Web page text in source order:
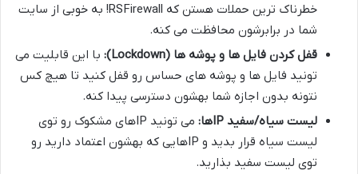
خطرناک ترین حملات هستن که RSFirewall! به خوبی از سایت
شما در برابرشون محافظت می کنه.
قفل کردن فایل ها و پوشه ها (Lockdown):
با این قابلیت می
تونید فایل ها و پوشه های حساس رو قفل کنید تا هیچ کس
نتونه بدون اجازه شما بهشون دسترسی پیدا کنه.
لیست سیاه/سفید IPها:
می تونید IPهای مشکوک رو توی
لیست سیاه قرار بدید و IPهایی که بهشون اعتماد دارید رو
توی لیست سفید بذارید.